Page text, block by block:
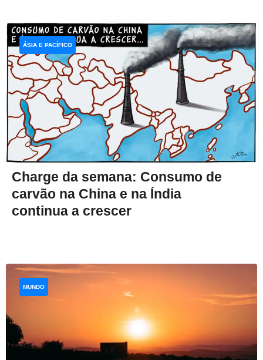
Charge da semana: Consumo de
carvão na China e na Índia
continua a crescer
ÁSIA E PACÍFICO
MUNDO